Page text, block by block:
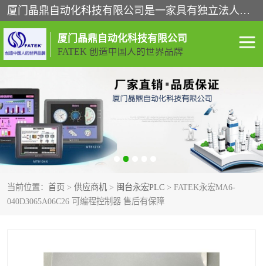
厦门晶鼎自动化科技有限公司是一家具有独立法人资格的高新技术企业；代理销售的产品有台湾威纶触摸屏，魏德米勒全系列，永宏触摸屏,威纶触摸屏,台湾威纶weinview触摸屏,台湾永宏PLC，FATEK,永宏伺服,图儿克总线，施耐德，欧姆龙，西门子，富士变频，K&N蓝系列， BUSSMANN，松下变频器，丹佛斯变频器等。
厦门晶鼎自动化科技有限公司
FATEK 创造中国人的世界品牌
当前位置： 首页 > 供应商机 > 闽台永宏PLC > FATEK永宏MA6-
040D3065A06C26 可编程控制器 售后有保障
闽台永宏PLC WEINVIEW闽台威纶触摸
正弦变频器正弦伺服 魏德米勒接线端子
ABB电流开关 魏德米勒电源
丹佛斯变频器 MOXA通讯模块